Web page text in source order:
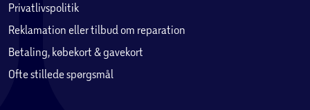
Privatlivspolitik
Reklamation eller tilbud om reparation
Betaling, købekort & gavekort
Ofte stillede spørgsmål